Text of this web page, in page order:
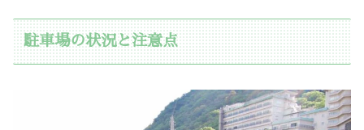
駐車場の状況と注意点